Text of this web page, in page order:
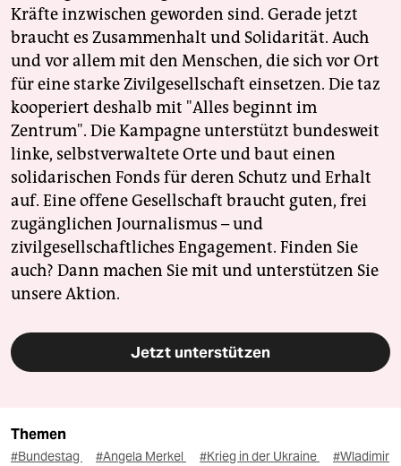
Kräfte inzwischen geworden sind. Gerade jetzt
braucht es Zusammenhalt und Solidarität. Auch
und vor allem mit den Menschen, die sich vor Ort
für eine starke Zivilgesellschaft einsetzen. Die taz
kooperiert deshalb mit "Alles beginnt im
Zentrum". Die Kampagne unterstützt bundesweit
linke, selbstverwaltete Orte und baut einen
solidarischen Fonds für deren Schutz und Erhalt
auf. Eine offene Gesellschaft braucht guten, frei
zugänglichen Journalismus – und
zivilgesellschaftliches Engagement. Finden Sie
auch? Dann machen Sie mit und unterstützen Sie
unsere Aktion.
Jetzt unterstützen
Themen
#Bundestag #Angela Merkel #Krieg in der Ukraine
#Wladimir